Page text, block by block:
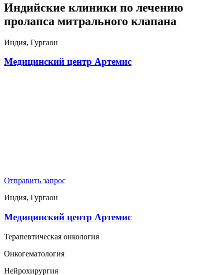
Индийские клиники по лечению
пролапса митрального клапана
Индия, Гургаон
Медицинский центр Артемис
Отправить запрос
Индия, Гургаон
Медицинский центр Артемис
Терапевтическая онкология
Онкогематология
Нейрохирургия